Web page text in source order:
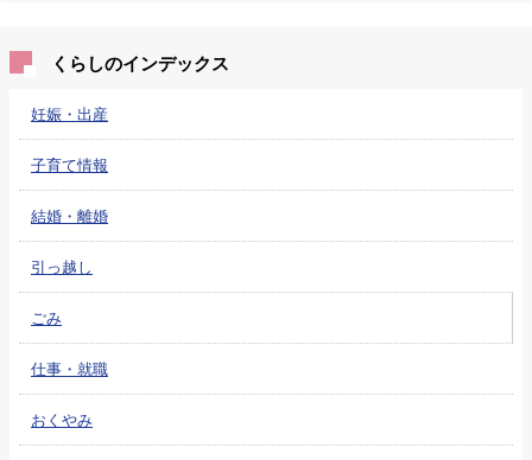
くらしのインデックス
妊娠・出産
子育て情報
結婚・離婚
引っ越し
ごみ
仕事・就職
おくやみ